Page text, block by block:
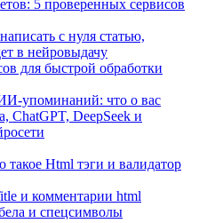
5 проверенных сервисов
с нуля статью,
в нейровыдачу
для быстрой обработки
упоминаний: что о вас
ChatGPT, DeepSeek и
такое Html тэги и валидатор
и комментарии html
и спецсимволы